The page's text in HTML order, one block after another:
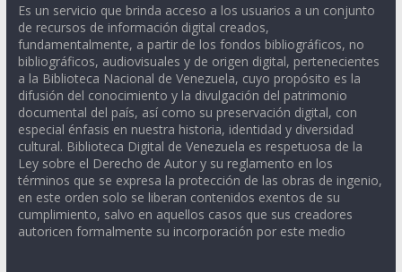
Es un servicio que brinda acceso a los usuarios a un conjunto
de recursos de información digital creados,
fundamentalmente, a partir de los fondos bibliográficos, no
bibliográficos, audiovisuales y de origen digital, pertenecientes
a la Biblioteca Nacional de Venezuela, cuyo propósito es la
difusión del conocimiento y la divulgación del patrimonio
documental del país, así como su preservación digital, con
especial énfasis en nuestra historia, identidad y diversidad
cultural. Biblioteca Digital de Venezuela es respetuosa de la
Ley sobre el Derecho de Autor y su reglamento en los
términos que se expresa la protección de las obras de ingenio,
en este orden solo se liberan contenidos exentos de su
cumplimiento, salvo en aquellos casos que sus creadores
autoricen formalmente su incorporación por este medio